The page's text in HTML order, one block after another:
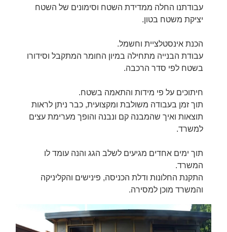
עבודתנו החלה ממדידת השטח וסימונים של השטח
יציקת משטח בטון.
הכנת אינסטלציית וחשמל.
עבודת הבנייה מתחילה במיון החומר המתקבל וסידורו
בשטח לפי סדר הרכבה.
חיתוכים על פי מידות והתאמה בשטח.
תוך זמן בעבודה משולבת ומקצועית, כבר ניתן לראות
תוצאות ואיך שהמבנה קם ונבנה והופך מערימת עצים
למשרד.
תוך ימים אחדים מגיעים לשלב הגג והנה עומד לו
המשרד.
התקנת החלונות ודלת הכניסה, פינישים והקליניקה
והמשרד מוכן למסירה.